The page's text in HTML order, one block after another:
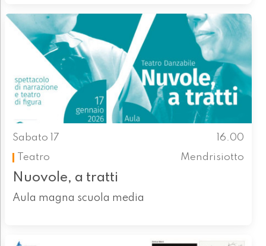
Sabato 17
16.00
Teatro
Mendrisiotto
Nuovole, a tratti
Aula magna scuola media